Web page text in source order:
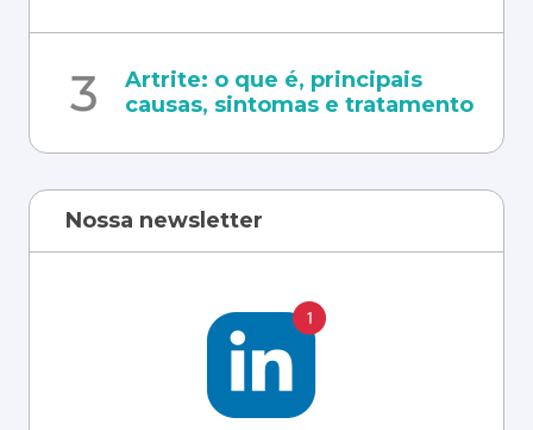
Artrite: o que é, principais
causas, sintomas e tratamento
Nossa newsletter